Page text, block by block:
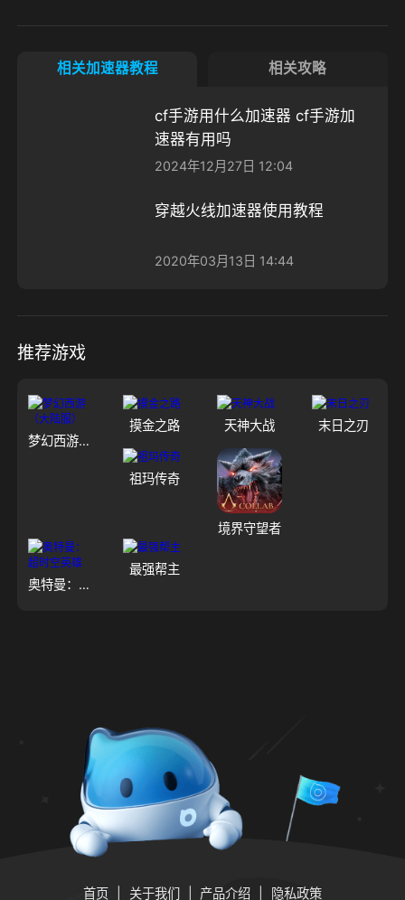
相关加速器教程 相关攻略
cf手游用什么加速器 cf手游加
速器有用吗
2024年12月27日 12:04
穿越火线加速器使用教程
2020年03月13日 14:44
推荐游戏
梦幻西游（大陆服）
摸金之路 天神大战 末日之刃
祖玛传奇
境界守望者
奥特曼：超时空英雄
最强帮主
首页 关于我们 产品介绍 隐私政策